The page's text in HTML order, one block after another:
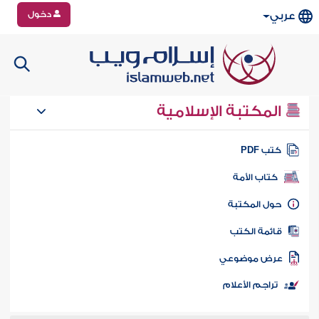
عربي دخول
المكتبة الإسلامية
كتب PDF
كتاب الأمة
المكتبة
الكتب
موضوعي